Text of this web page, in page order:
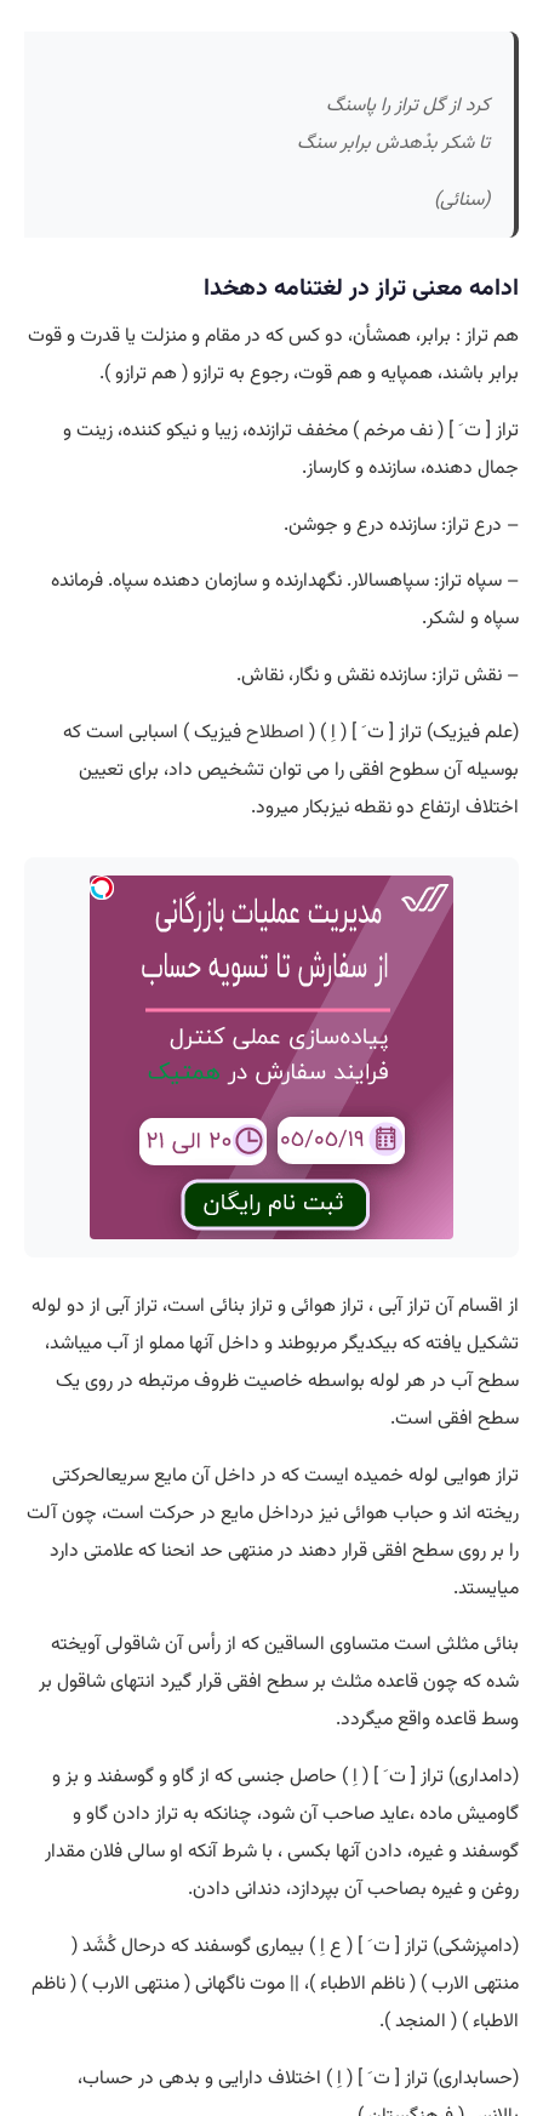
کرد از گل تراز را پاسنگ
تا شکر بدْهدش برابر سنگ
(سنائی)
ادامه معنی تراز در لغتنامه دهخدا
هم تراز : برابر، همشأن، دو کس که در مقام و منزلت یا قدرت و قوت
برابر باشند، همپایه و هم قوت، رجوع به ترازو ( هم ترازو ).
تراز [ ت َ ] ( نف مرخم ) مخفف ترازنده، زیبا و نیکو کننده، زینت و
جمال دهنده، سازنده و کارساز.
– درع تراز: سازنده درع و جوشن.
– سپاه تراز: سپاهسالار. نگهدارنده و سازمان دهنده سپاه. فرمانده
سپاه و لشکر.
– نقش تراز: سازنده نقش و نگار، نقاش.
(علم فیزیک) تراز [ ت َ ] ( اِ ) ( اصطلاحفیزیک ) اسبابی است که
بوسیله آن سطوح افقی را می توان تشخیص داد، برای تعیین
اختلاف ارتفاع دو نقطه نیزبکار میرود.
از اقسام آن تراز آبی ، تراز هوائی و تراز بنائی است، تراز آبی از دو لوله
تشکیل یافته که بیکدیگر مربوطند و داخل آنها مملو از آب میباشد،
سطح آب در هر لوله بواسطه خاصیت ظروف مرتبطه در روی یک
سطح افقی است.
تراز هوایی لوله خمیده ایست که در داخل آن مایع سریعالحرکتی
ریخته اند و حباب هوائی نیز درداخل مایع در حرکت است، چون آلت
را بر روی سطح افقی قرار دهند در منتهی حد انحنا که علامتی دارد
میایستد.
بنائی مثلثی است متساوی الساقین که از رأس آن شاقولی آویخته
شده که چون قاعده مثلث بر سطح افقی قرار گیرد انتهای شاقول بر
وسط قاعده واقع میگردد.
(دامداری) تراز [ ت َ ] ( اِ ) حاصل جنسی که از گاو و گوسفند و بز و
گاومیش ماده ،عاید صاحب آن شود، چنانکه به تراز دادن گاو و
گوسفند و غیره، دادن آنها بکسی ، با شرط آنکه او سالی فلان مقدار
روغن و غیره بصاحب آن بپردازد، دندانی دادن.
(دامپزشکی) تراز [ ت َ ] ( ع اِ ) بیماری گوسفند که درحال کُشَد (
منتهی الارب ) ( ناظم الاطباء )، || موت ناگهانی ( منتهی الارب ) ( ناظم
الاطباء ) ( المنجد ).
(حسابداری) تراز [ ت َ ] ( اِ ) اختلاف دارایی و بدهی در حساب،